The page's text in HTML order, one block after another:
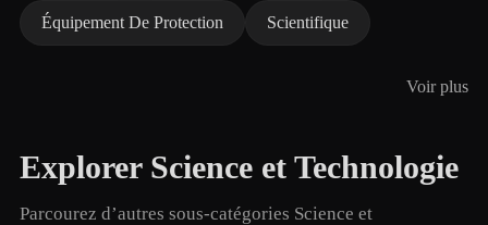
Équipement De Protection Scientifique
Voir plus
Explorer Science et Technologie
Parcourez d’autres sous-catégories Science et